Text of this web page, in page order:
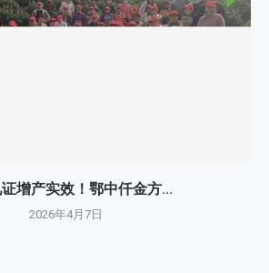
增产实效！鄂中仟金方...
2026年4月7日